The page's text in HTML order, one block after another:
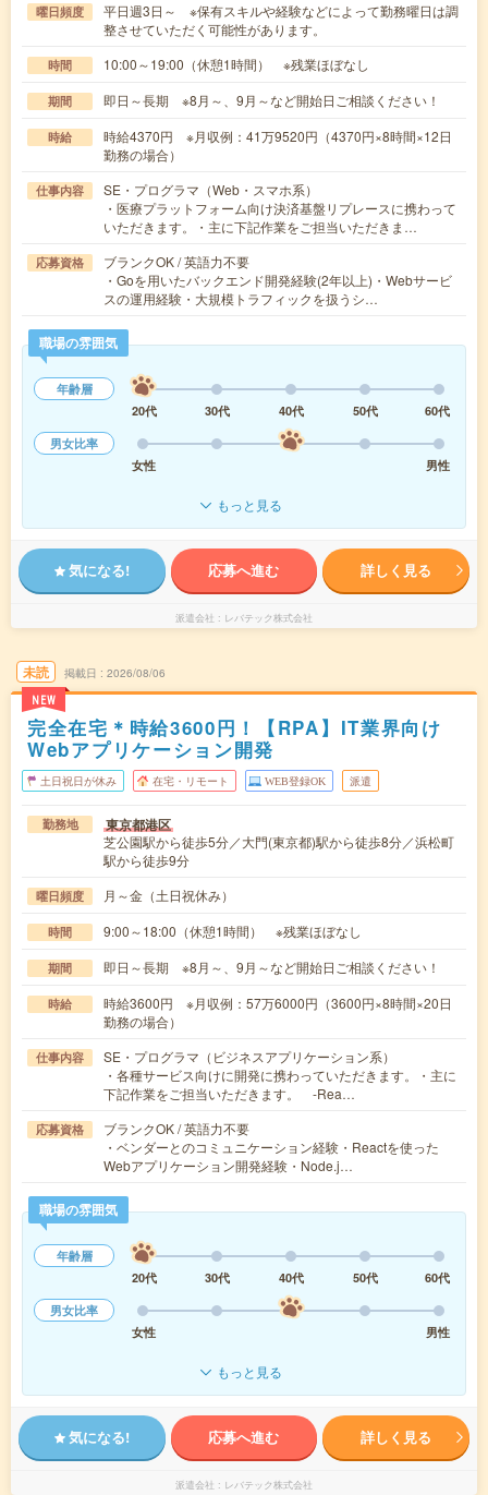
曜日頻度
平日週3日～ ※保有スキルや経験などによって勤務曜日は調
整させていただく可能性があります。
時間 10:00～19:00（休憩1時間） ※残業ほぼなし
期間 即日～長期 ※8月～、9月～など開始日ご相談ください！
時給
時給4370円 ※月収例：41万9520円（4370円×8時間×12日
勤務の場合）
仕事内容
SE・プログラマ（Web・スマホ系）
・医療プラットフォーム向け決済基盤リプレースに携わって
いただきます。・主に下記作業をご担当いただきま…
応募資格
ブランクOK / 英語力不要
・Goを用いたバックエンド開発経験(2年以上)・Webサービ
スの運用経験・大規模トラフィックを扱うシ…
職場の雰囲気
年齢層
20代
30代 40代 50代
60代
男女比率
女性
男性
もっと見る
気になる! 応募へ進む 詳しく見る
派遣会社 レバテック株式会社
未読
NEW
掲載日 2026/08/06
完全在宅＊時給3600円！【RPA】IT業界向け
Webアプリケーション開発
土日祝日が休み 在宅・リモート WEB登録OK 派遣
勤務地 東京都港区
芝公園駅から徒歩5分／大門(東京都)駅から徒歩8分／浜松町
駅から徒歩9分
曜日頻度 月～金（土日祝休み）
時間 9:00～18:00（休憩1時間） ※残業ほぼなし
期間 即日～長期 ※8月～、9月～など開始日ご相談ください！
時給
時給3600円 ※月収例：57万6000円（3600円×8時間×20日
勤務の場合）
仕事内容
SE・プログラマ（ビジネスアプリケーション系）
・各種サービス向けに開発に携わっていただきます。・主に
下記作業をご担当いただきます。 -Rea…
応募資格
ブランクOK / 英語力不要
・ベンダーとのコミュニケーション経験・Reactを使った
Webアプリケーション開発経験・Node.j…
職場の雰囲気
年齢層
20代
30代 40代 50代
60代
男女比率
女性
男性
もっと見る
気になる! 応募へ進む 詳しく見る
派遣会社 レバテック株式会社